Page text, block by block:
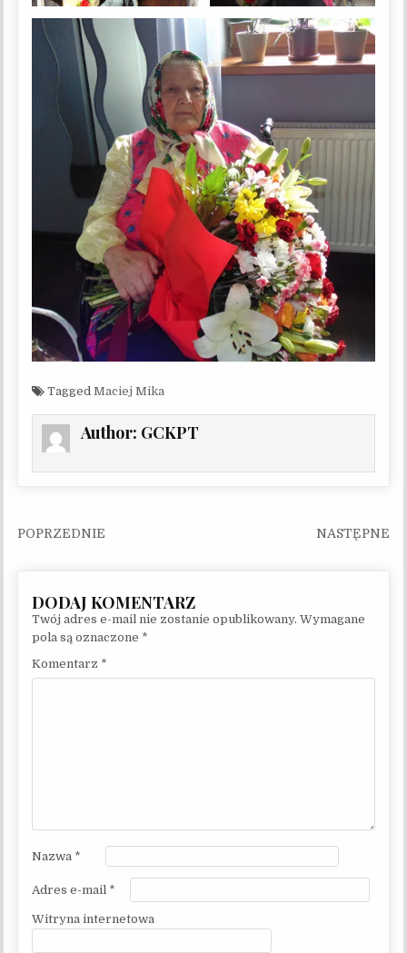
TaggedMaciej Mika
Author: GCKPT
Nawigacja wpisu
Twój adres e-mail nie zostanie opublikowany. Wymagane
pola są oznaczone *
Komentarz *
Nazwa *
Adres e-mail *
Witryna internetowa